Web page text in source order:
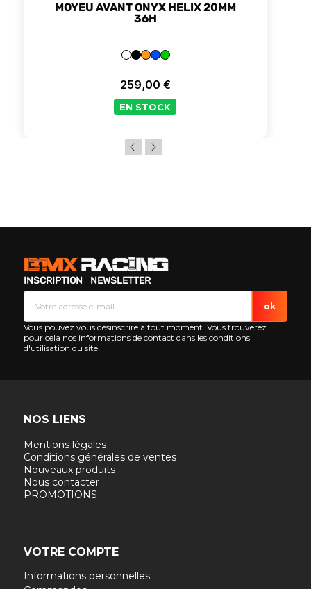
MOYEU AVANT ONYX HELIX 20MM
36H
+4
Prix
259,00 €
EN STOCK
INSCRIPTION NEWSLETTER
Vous pouvez vous désinscrire à tout moment. Vous trouverez
pour cela nos informations de contact dans les conditions
d'utilisation du site.
NOS LIENS
Mentions légales
Conditions générales de ventes
Nouveaux produits
Nous contacter
PROMOTIONS
VOTRE COMPTE
Informations personnelles